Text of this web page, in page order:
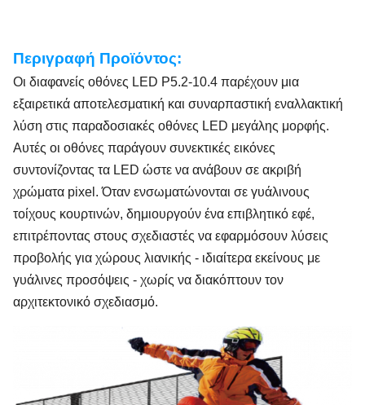
Περιγραφή Προϊόντος:
Οι διαφανείς οθόνες LED P5.2-10.4 παρέχουν μια
εξαιρετικά αποτελεσματική και συναρπαστική εναλλακτική
λύση στις παραδοσιακές οθόνες LED μεγάλης μορφής.
Αυτές οι οθόνες παράγουν συνεκτικές εικόνες
συντονίζοντας τα LED ώστε να ανάβουν σε ακριβή
χρώματα pixel. Όταν ενσωματώνονται σε γυάλινους
τοίχους κουρτινών, δημιουργούν ένα επιβλητικό εφέ,
επιτρέποντας στους σχεδιαστές να εφαρμόσουν λύσεις
προβολής για χώρους λιανικής - ιδιαίτερα εκείνους με
γυάλινες προσόψεις - χωρίς να διακόπτουν τον
αρχιτεκτονικό σχεδιασμό.